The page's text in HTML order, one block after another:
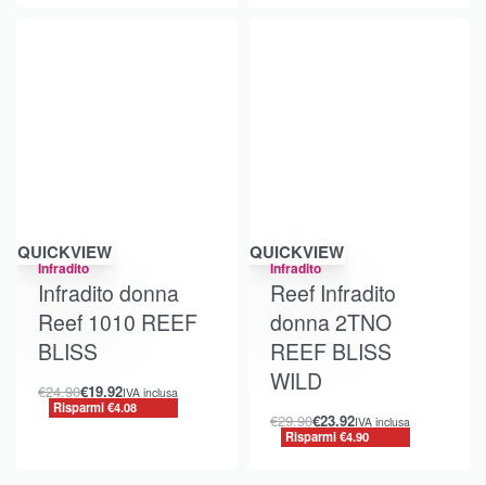
Risparmi €4.08
QUICKVIEW
Infradito
Infradito donna
Reef 1010 REEF
BLISS
€24.90€19.92IVA inclusa
Risparmi €4.08
Risparmi €4.90
QUICKVIEW
Infradito
Reef Infradito
donna 2TNO
REEF BLISS
WILD
€29.90€23.92IVA inclusa
Risparmi €4.90